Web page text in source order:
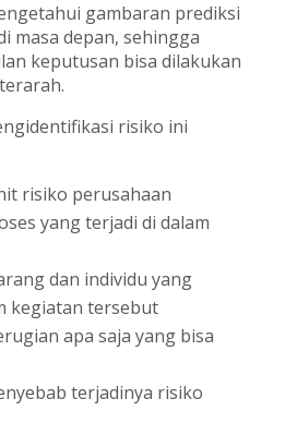
gambaran prediksi
masa depan, sehingga
keputusan bisa dilakukan
risiko ini
risiko perusahaan
yang terjadi di dalam
dan individu yang
kegiatan tersebut
apa saja yang bisa
terjadinya risiko